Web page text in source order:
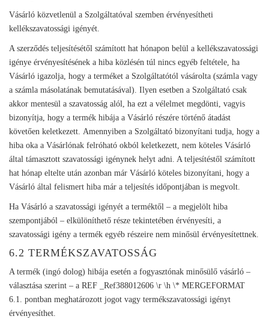
Vásárló közvetlenül a Szolgáltatóval szemben érvényesítheti
kellékszavatossági igényét.
A szerződés teljesítésétől számított hat hónapon belül a kellékszavatossági
igénye érvényesítésének a hiba közlésén túl nincs egyéb feltétele, ha
Vásárló igazolja, hogy a terméket a Szolgáltatótól vásárolta (számla vagy
a számla másolatának bemutatásával). Ilyen esetben a Szolgáltató csak
akkor mentesül a szavatosság alól, ha ezt a vélelmet megdönti, vagyis
bizonyítja, hogy a termék hibája a Vásárló részére történő átadást
követően keletkezett. Amennyiben a Szolgáltató bizonyítani tudja, hogy a
hiba oka a Vásárlónak felróható okból keletkezett, nem köteles Vásárló
által támasztott szavatossági igénynek helyt adni. A teljesítéstől számított
hat hónap eltelte után azonban már Vásárló köteles bizonyítani, hogy a
Vásárló által felismert hiba már a teljesítés időpontjában is megvolt.
Ha Vásárló a szavatossági igényét a terméktől – a megjelölt hiba
szempontjából – elkülöníthető része tekintetében érvényesíti, a
szavatossági igény a termék egyéb részeire nem minősül érvényesítettnek.
6.2 TERMÉKSZAVATOSSÁG
A termék (ingó dolog) hibája esetén a fogyasztónak minősülő vásárló –
választása szerint – a REF _Ref388012606 \r \h \* MERGEFORMAT
6.1. pontban meghatározott jogot vagy termékszavatossági igényt
érvényesíthet.